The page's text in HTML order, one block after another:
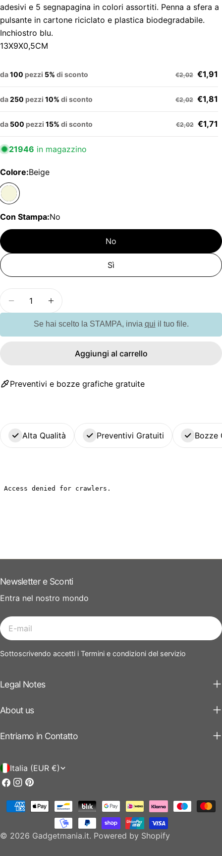
adesivi e 5 segnapagina in colori assortiti. Penna a sfera a
pulsante in cartone riciclato e plastica biodegradabile.
Inchiostro blu.
13X9X0,5CM
da100 pezzi 5% di sconto €2,02 €1,91
da250 pezzi 10% di sconto €2,02 €1,81
da 500 pezzi 15% di sconto €2,02 €1,71
21946 in magazzino
Colore:Beige
Con Stampa:No
No
Sì
Diminuisci la quantità per GO8107 Blocco notes
Aumenta la quantità per GO8107
Se hai scelto la STAMPA, invia qui il tuo file.
Aggiungi al carrello
Preventivi e bozze grafiche gratuite
Alta Qualità Preventivi Gratuiti Bozze
Legal Notes
About us
Entriamo in Contatto
Newsletter e Sconti
Entra nel nostro mondo
E-
mail
Sottoscrivendo accetti i Termini e condizioni del servizio
P
a
e
Italia (EUR €)
Facebook
Instagram
Pinterest
© 2026 Gadgetmania.it. Powered by Shopify
Modalità
pagamento